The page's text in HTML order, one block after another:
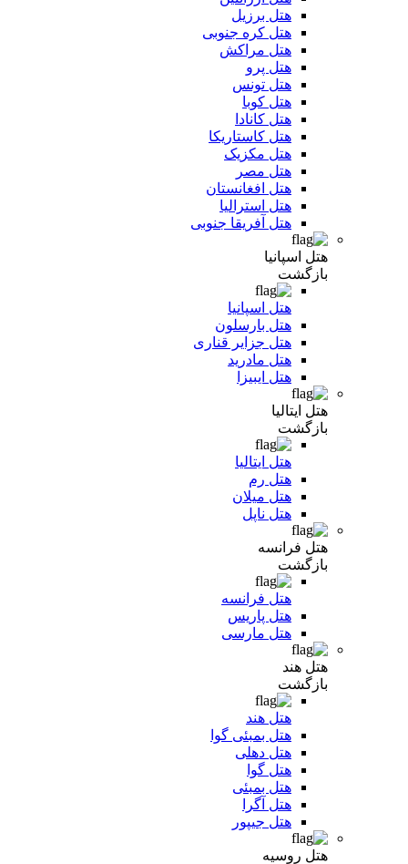
هتل برزیل
هتل کره جنوبی
هتل مراکش
هتل پرو
هتل تونس
هتل کوبا
هتل کانادا
هتل کاستاریکا
هتل مکزیک
هتل مصر
هتل افغانستان
هتل استرالیا
هتل آفریقا جنوبی
هتل اسپانیا
بازگشت
هتل اسپانیا
هتل بارسلون
هتل جزایر قناری
هتل مادرید
هتل ایبیزا
هتل ایتالیا
بازگشت
هتل ایتالیا
هتل رم
هتل میلان
هتل ناپل
هتل فرانسه
بازگشت
هتل فرانسه
هتل پاریس
هتل مارسی
هتل هند
بازگشت
هتل هند
هتل بمبئی گوا
هتل دهلی
هتل گوا
هتل بمبئی
هتل آگرا
هتل جیپور
هتل روسیه